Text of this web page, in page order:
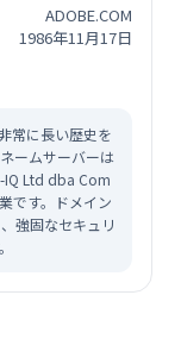
ADOBE.COM
1986年11月17日
常に長い歴史を
ームサーバーは
IQ Ltd dba Com
です。ドメイン
強固なセキュリ